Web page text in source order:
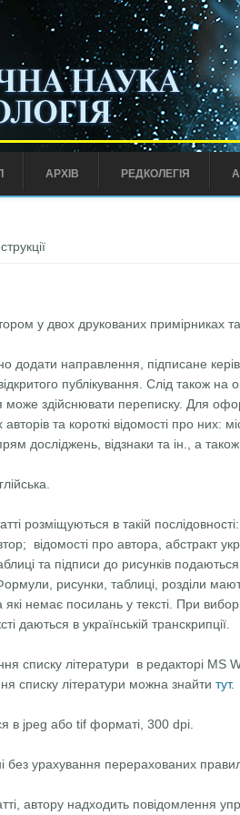
АРХІВ РЕДКОЛЕГІЯ
у двох друкованих примiрниках
додати направлення, пiдписане
публiкування. Слiд також
може здiйснювати переписку. Для
та короткi вiдомостi про них:
досліджень, вiдзнаки та iн., а
розмiщуються в такiй
відомості про автора, абстракт
та пiдписи до рисункiв
рисунки, таблицi, роздiли
немає посилань у текстi. При
даються в українській транскрипції.
списку лiтератури в редакторі MS
літератури можна знайти тут.
в jpeg або tif форматі, 300 dpi.
урахування перерахованих
автору надходить повідомлення